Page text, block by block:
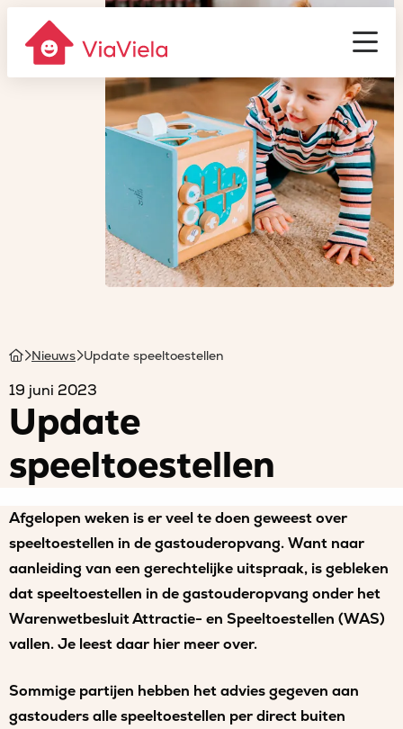
Gastouderbureau
ViaViela
Homepage
Nieuws Update speeltoestellen
19 juni 2023
Update
speeltoestellen
Afgelopen weken is er veel te doen geweest over
speeltoestellen in de gastouderopvang. Want naar
aanleiding van een gerechtelijke uitspraak, is gebleken
dat speeltoestellen in de gastouderopvang onder het
Warenwetbesluit Attractie- en Speeltoestellen (WAS)
vallen. Je leest daar hier meer over.
Sommige partijen hebben het advies gegeven aan
gastouders alle speeltoestellen per direct buiten